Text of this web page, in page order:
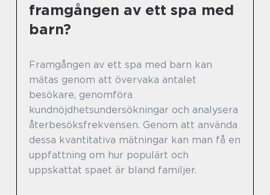
framgången av ett spa med
barn?
Framgången av ett spa med barn kan
mätas genom att övervaka antalet
besökare, genomföra
kundnöjdhetsundersökningar och analysera
återbesöksfrekvensen. Genom att använda
dessa kvantitativa mätningar kan man få en
uppfattning om hur populärt och
uppskattat spaet är bland familjer.